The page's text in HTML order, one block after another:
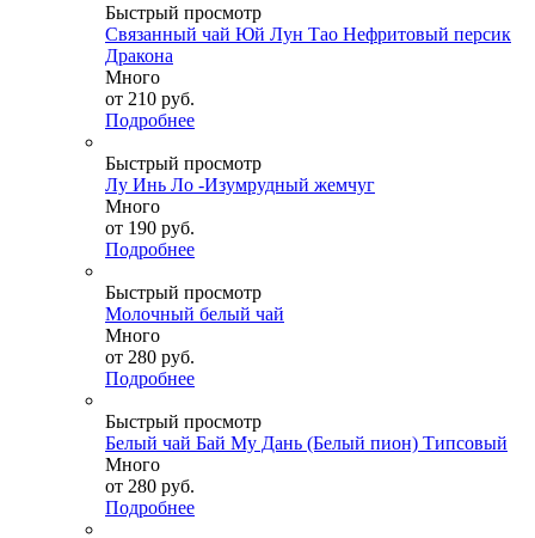
Быстрый просмотр
Связанный чай Юй Лун Тао Нефритовый персик
Дракона
Много
от 210 руб.
Подробнее
Быстрый просмотр
Лу Инь Ло -Изумрудный жемчуг
Много
от 190 руб.
Подробнее
Быстрый просмотр
Молочный белый чай
Много
от 280 руб.
Подробнее
Быстрый просмотр
Белый чай Бай Му Дань (Белый пион) Типсовый
Много
от 280 руб.
Подробнее